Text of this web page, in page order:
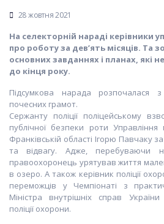
28 жовтня 2021
На селекторній нараді керівники
про роботу за дев’ять місяців. Та
основних завданнях і планах, які
до кінця року.
Підсумкова нарада розпочалася
почесних грамот.
Сержанту поліції поліцейському
публічної безпеки роти Управління
Франківській області Ігорю Павчаку
та відвагу. Адже, перебуваючи
правоохоронець урятував життя
в озеро. А також керівник поліції
переможців у Чемпіонаті з
Міністра внутрішніх справ
поліції охорони.